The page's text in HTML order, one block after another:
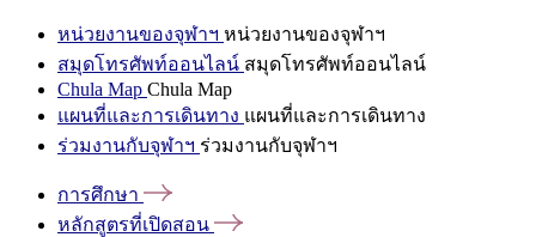
หน่วยงานของจุฬาฯ หน่วยงานของจุฬาฯ
สมุดโทรศัพท์ออนไลน์ สมุดโทรศัพท์ออนไลน์
Chula Map Chula Map
แผนที่และการเดินทาง แผนที่และการเดินทาง
ร่วมงานกับจุฬาฯ ร่วมงานกับจุฬาฯ
การศึกษา
หลักสูตรที่เปิดสอน